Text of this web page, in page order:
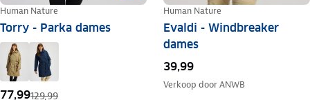
Human Nature
Torry - Parka dames
77,99129,99
Human Nature
Evaldi - Windbreaker
dames
39,99
Verkoop doorANWB